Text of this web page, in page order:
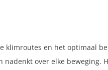
en het optimaal
over elke